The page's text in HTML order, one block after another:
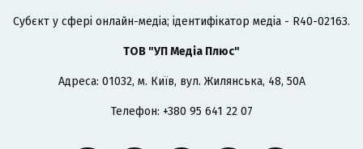
Cубєкт у сфері онлайн-медіа; ідентифікатор медіа - R40-02163.
ТОВ "УП Медіа Плюс"
Адреса: 01032, м. Київ, вул. Жилянська, 48, 50А
Телефон: +380 95 641 22 07